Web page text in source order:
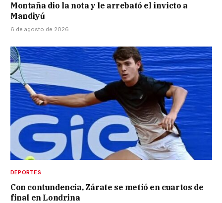
Montaña dio la nota y le arrebató el invicto a
Mandiyú
6 de agosto de 2026
DEPORTES
Con contundencia, Zárate se metió en cuartos de
final en Londrina